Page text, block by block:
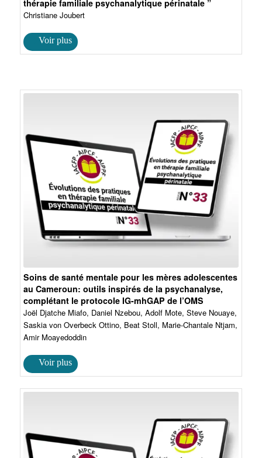
thérapie familiale psychanalytique périnatale ”
Christiane Joubert
Soins de santé mentale pour les mères adolescentes
au Cameroun: outils inspirés de la psychanalyse,
complétant le protocole IG-mhGAP de l’OMS
Joël Djatche Miafo, Daniel Nzebou, Adolf Mote, Steve Nouaye,
Saskia von Overbeck Ottino, Beat Stoll, Marie-Chantale Ntjam,
Amir Moayedoddin